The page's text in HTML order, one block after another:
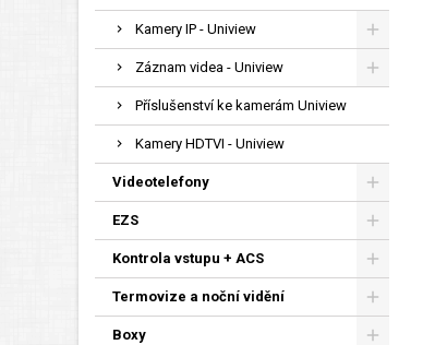
Kamery IP - Uniview
Záznam videa - Uniview
Příslušenství ke kamerám Uniview
Kamery HDTVI - Uniview
Videotelefony
EZS
Kontrola vstupu + ACS
Termovize a noční vidění
Boxy